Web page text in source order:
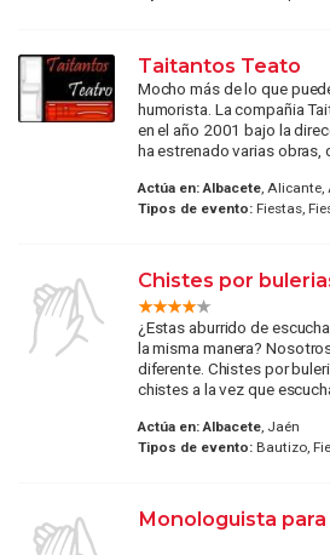
Taitantos Teato
Mocho más de lo que
humorista. La compañia
en el año 2001 bajo la
ha estrenado varias obras,
Actúa en: Albacete, Alicante,
Tipos de evento:Fiestas,
Chistes por
¿Estas aburrido de
la misma manera?
diferente. Chistes por
chistes a la vez que
Actúa en: Albacete, Jaén
Tipos de evento:Bautizo,
Monologuista